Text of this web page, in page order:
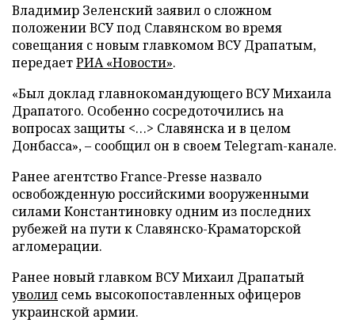
Владимир Зеленский заявил о сложном
положении ВСУ под Славянском во время
совещания с новым главкомом ВСУ Драпатым,
передаетРИА «Новости».
«Был доклад главнокомандующего ВСУ Михаила
Драпатого. Особенно сосредоточились на
вопросах защиты <…> Славянска и в целом
Донбасса», – сообщил он в своем Telegram-канале.
Ранее агентство France-Presse назвало
освобожденную российскими вооруженными
силами Константиновку одним из последних
рубежей на пути к Славянско-Краматорской
агломерации.
Ранее новый главком ВСУ Михаил Драпатый
уволил семь высокопоставленных офицеров
украинской армии.